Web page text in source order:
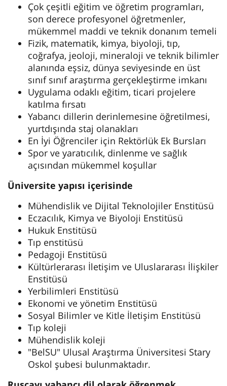
Çok çeşitli eğitim ve öğretim programları,
son derece profesyonel öğretmenler,
mükemmel maddi ve teknik donanım temeli
Fizik, matematik, kimya, biyoloji, tıp,
coğrafya, jeoloji, mineraloji ve teknik bilimler
alanında eşsiz, dünya seviyesinde en üst
sınıf sınıf araştırma gerçekleştirme imkanı
Uygulama odaklı eğitim, ticari projelere
katılma fırsatı
Yabancı dillerin derinlemesine öğretilmesi,
yurtdışında staj olanakları
En İyi Öğrenciler için Rektörlük Ek Bursları
Spor ve yaratıcılık, dinlenme ve sağlık
açısından mükemmel koşullar
Üniversite yapısı içerisinde
Mühendislik ve Dijital Teknolojiler Enstitüsü
Eczacılık, Kimya ve Biyoloji Enstitüsü
Hukuk Enstitüsü
Tıp enstitüsü
Pedagoji Enstitüsü
Kültürlerarası İletişim ve Uluslararası İlişkiler
Enstitüsü
Yerbilimleri Enstitüsü
Ekonomi ve yönetim Enstitüsü
Sosyal Bilimler ve Kitle İletişim Enstitüsü
Tıp koleji
Mühendislik koleji
"BelSU" Ulusal Araştırma Üniversitesi Stary
Oskol şubesi bulunmaktadır.